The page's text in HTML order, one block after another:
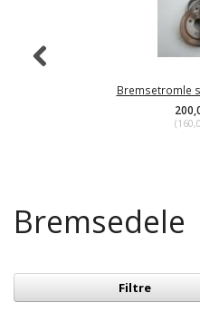
Bremsetromle
(
Bremsedele
Filtre